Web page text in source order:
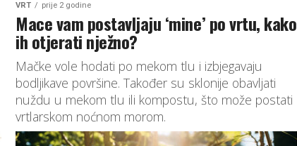
VRT prije 2 godine
Mace vam postavljaju ‘mine’ po vrtu, kako
ih otjerati nježno?
Mačke vole hodati po mekom tlu i izbjegavaju
bodljikave površine. Također su sklonije obavljati
nuždu u mekom tlu ili kompostu, što može postati
vrtlarskom noćnom morom.